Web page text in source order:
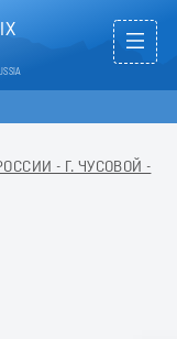
- Г. ЧУСОВОЙ -